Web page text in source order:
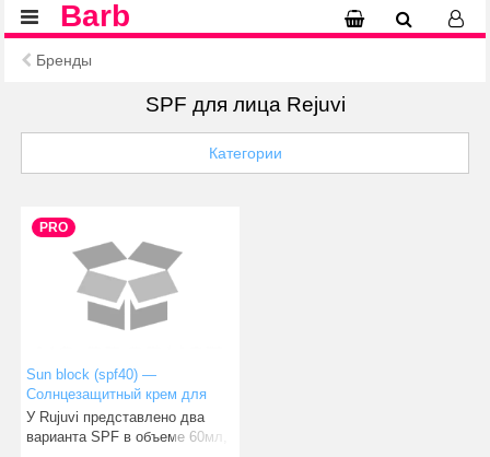
Barb
Бренды
SPF для лица Rejuvi
Категории
PRO
Sun block (spf40) —
Солнцезащитный крем для
лица Rejuvi
У Rujuvi представлено два
варианта SPF в объеме 60мл,